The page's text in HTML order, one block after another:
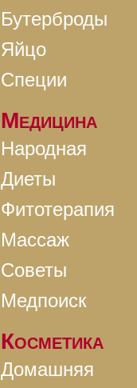
Бутерброды
Яйцо
Специи
Медицина
Народная
Диеты
Фитотерапия
Массаж
Советы
Медпоиск
Косметика
Домашняя